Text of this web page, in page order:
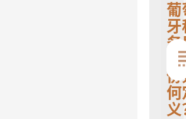
葡
牙
务
份
何